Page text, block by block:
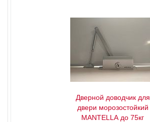
Дверной доводчик для
двери морозостойкий
MANTELLA до 75кг